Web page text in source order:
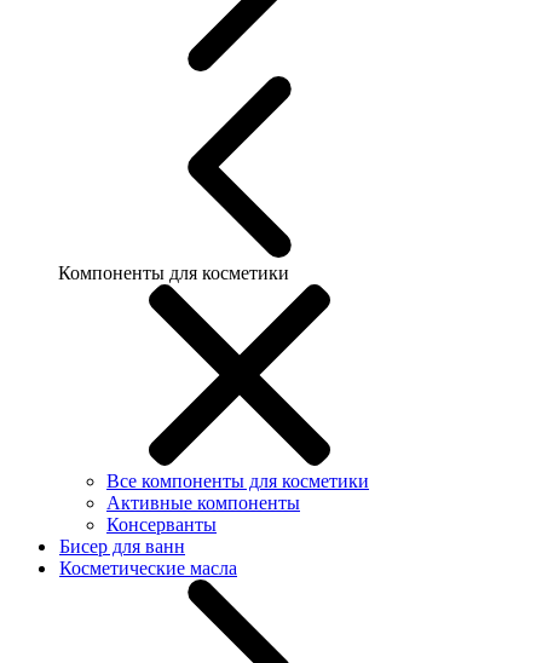
Компоненты для косметики
Все компоненты для косметики
Активные компоненты
Консерванты
Бисер для ванн
Косметические масла